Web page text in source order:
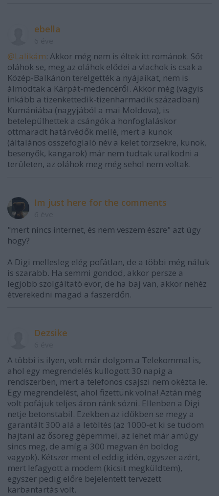
ebella
@Lalikám: Akkor még nem is éltek itt románok. Sőt
oláhok se, meg az oláhok elődei a vlachok is csak a
Közép-Balkánon terelgették a nyájaikat, nem is
álmodtak a Kárpát-medencéről. Akkor még (vagyis
inkább a tizenkettedik-tizenharmadik században)
Kumániába (nagyjából a mai Moldova), is
betelepülhettek a csángók a honfoglaláskor
ottmaradt határvédők mellé, mert a kunok
(általános összefoglaló név a kelet törzsekre, kunok,
besenyők, kangarok) már nem tudtak uralkodni a
területen, az oláhok meg még sehol nem voltak.
Im just here for the comments
"mert nincs internet, és nem veszem észre" azt úgy
hogy?
A Digi mellesleg elég pofátlan, de a többi még náluk
is szarabb. Ha semmi gondod, akkor persze a
legjobb szolgáltató evör, de ha baj van, akkor nehéz
étverekedni magad a faszerdőn.
Dezsike
A többi is ilyen, volt már dolgom a Telekommal is,
ahol egy megrendelés kullogott 30 napig a
rendszerben, mert a telefonos csajszi nem okézta le.
Egy megrendelést, ahol fizettünk volna! Aztán még
volt pofájuk teljes áron ránk sózni. Ellenben a Digi
netje betonstabil. Ezekben az időkben se megy a
garantált 300 alá a letöltés (az 1000-et ki se tudom
hajtani az ősöreg gépemmel, az lehet már amúgy
sincs meg, de amíg a 300 megvan én boldog
vagyok). Kétszer ment el eddig idén, egyszer azért,
mert lefagyott a modem (kicsit megküldtem),
egyszer pedig előre bejelentett tervezett
karbantartás volt.